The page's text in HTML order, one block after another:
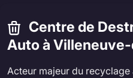
Centre de
Auto à
Acteur majeur du